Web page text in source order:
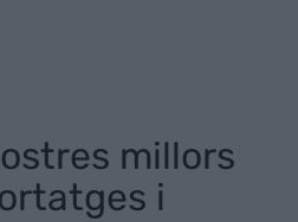
millors
i